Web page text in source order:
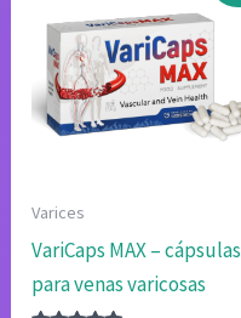
Varices
VariCaps MAX – cápsulas
para venas varicosas